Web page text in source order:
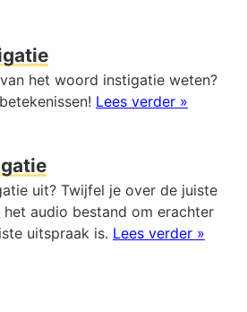
het woord instigatie weten?
Lees verder »
uit? Twijfel je over de juiste
het audio bestand om erachter
uitspraak is. Lees verder »